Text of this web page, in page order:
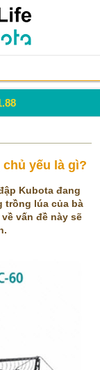
yếu là gì?
Kubota đang
trồng lúa của bà
vấn đề này sẽ